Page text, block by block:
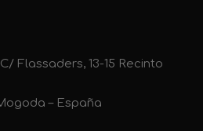
Flassaders, 13-15 Recinto
– España